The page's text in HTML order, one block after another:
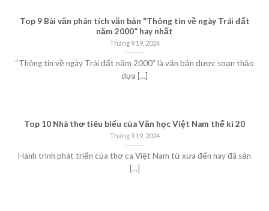
Top 9 Bài văn phân tích văn bản “Thông tin về ngày Trái đất
năm 2000” hay nhất
Tháng 9 19, 2024
“Thông tin về ngày Trái đất năm 2000” là văn bản được soạn thảo
dựa [...]
Top 10 Nhà thơ tiêu biểu của Văn học Việt Nam thế kỉ 20
Tháng 9 19, 2024
Hành trình phát triển của thơ ca Việt Nam từ xưa đến nay đã sản
[...]